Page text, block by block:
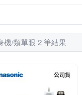
機/類單眼 2 筆結果